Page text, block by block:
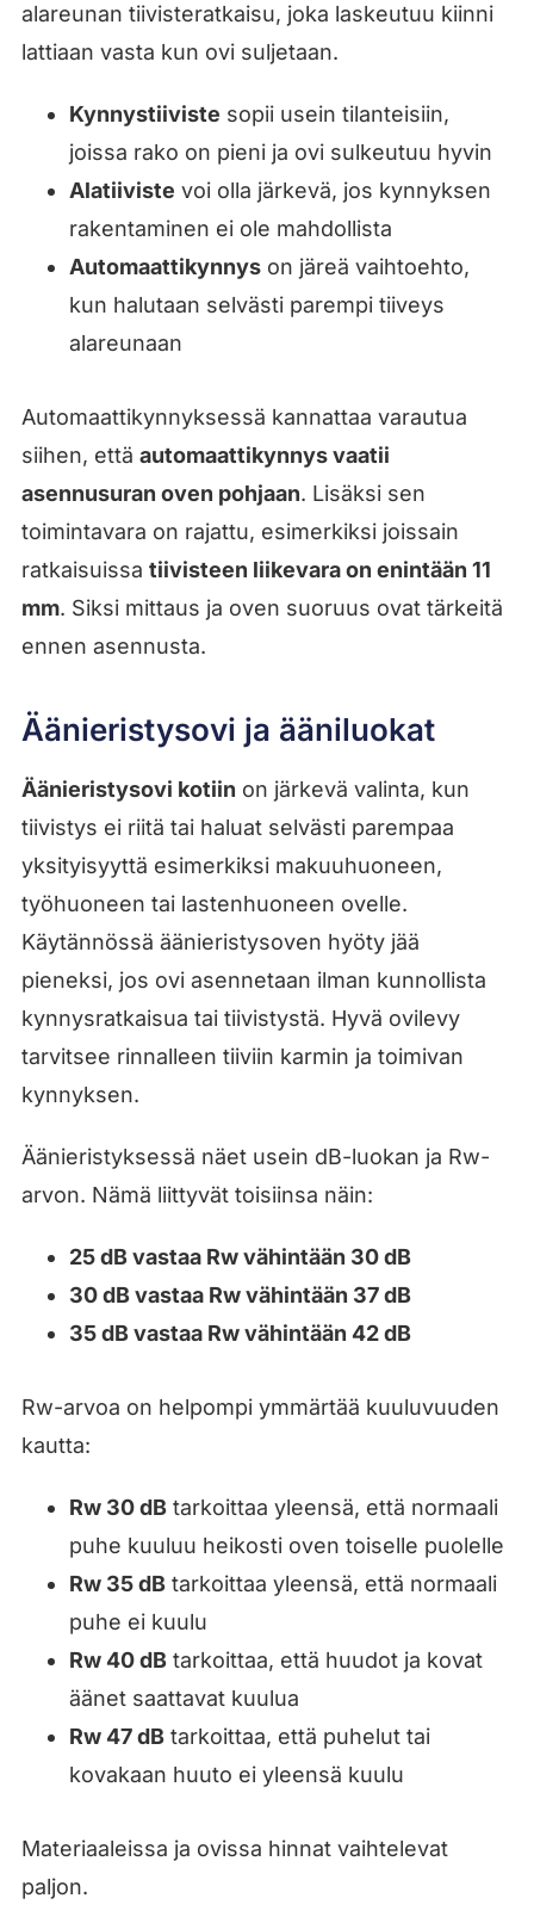
alareunan tiivisteratkaisu, joka laskeutuu kiinni
lattiaan vasta kun ovi suljetaan.
Kynnystiiviste sopii usein tilanteisiin,
joissa rako on pieni ja ovi sulkeutuu hyvin
Alatiiviste voi olla järkevä, jos kynnyksen
rakentaminen ei ole mahdollista
Automaattikynnyson järeä vaihtoehto,
kun halutaan selvästi parempi tiiveys
alareunaan
Automaattikynnyksessä kannattaa varautua
siihen, että automaattikynnys vaatii
asennusuran oven pohjaan. Lisäksi sen
toimintavara on rajattu, esimerkiksi joissain
ratkaisuissa tiivisteen liikevara on enintään 11
mm. Siksi mittaus ja oven suoruus ovat tärkeitä
ennen asennusta.
Äänieristysovi ja ääniluokat
Äänieristysovi kotiin on järkevä valinta, kun
tiivistys ei riitä tai haluat selvästi parempaa
yksityisyyttä esimerkiksi makuuhuoneen,
työhuoneen tai lastenhuoneen ovelle.
Käytännössä äänieristysoven hyöty jää
pieneksi, jos ovi asennetaan ilman kunnollista
kynnysratkaisua tai tiivistystä. Hyvä ovilevy
tarvitsee rinnalleen tiiviin karmin ja toimivan
kynnyksen.
Äänieristyksessä näet usein dB-luokan ja Rw-
arvon. Nämä liittyvät toisiinsa näin:
25 dB vastaa Rw vähintään 30 dB
30 dB vastaa Rw vähintään 37 dB
35 dB vastaa Rw vähintään 42 dB
Rw-arvoa on helpompi ymmärtää kuuluvuuden
kautta:
Rw 30 dBtarkoittaa yleensä, että normaali
puhe kuuluu heikosti oven toiselle puolelle
Rw 35 dBtarkoittaa yleensä, että normaali
puhe ei kuulu
Rw 40 dBtarkoittaa, että huudot ja kovat
äänet saattavat kuulua
Rw 47 dBtarkoittaa, että puhelut tai
kovakaan huuto ei yleensä kuulu
Materiaaleissa ja ovissa hinnat vaihtelevat
paljon.